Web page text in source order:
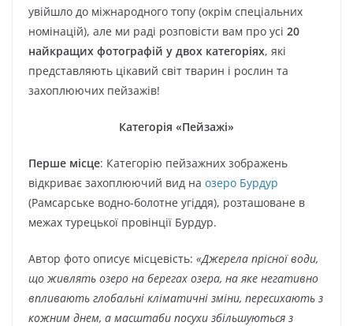
увійшло до міжнародного топу (окрім спеціальних
номінацій), але ми раді розповісти вам про усі 20
найкращих фотографій у двох категоріях, які
представляють цікавий світ тварин і рослин та
захоплюючих пейзажів!
Категорія «Пейзажі»
Перше місце: Категорію пейзажних зображень
відкриває захоплюючий вид на озеро Бурдур
(Рамсарське водно-болотне угіддя), розташоване в
межах турецької провінції Бурдур.
Автор фото описує місцевість: «Джерела прісної води,
що живлять озеро на берегах озера, на яке негативно
впливають глобальні кліматичні зміни, пересихають з
кожним днем, а масштаби посухи збільшуються з